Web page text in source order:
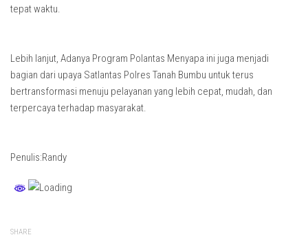
tepat waktu.
Lebih lanjut, Adanya Program Polantas Menyapa ini juga menjadi
bagian dari upaya Satlantas Polres Tanah Bumbu untuk terus
bertransformasi menuju pelayanan yang lebih cepat, mudah, dan
terpercaya terhadap masyarakat.
Penulis:Randy
SHARE